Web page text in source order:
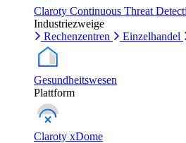
Claroty Continuous Threat
Industriezweige
Rechenzentren
Einzelhandel
Gesundheitswesen
Plattform
Claroty xDome